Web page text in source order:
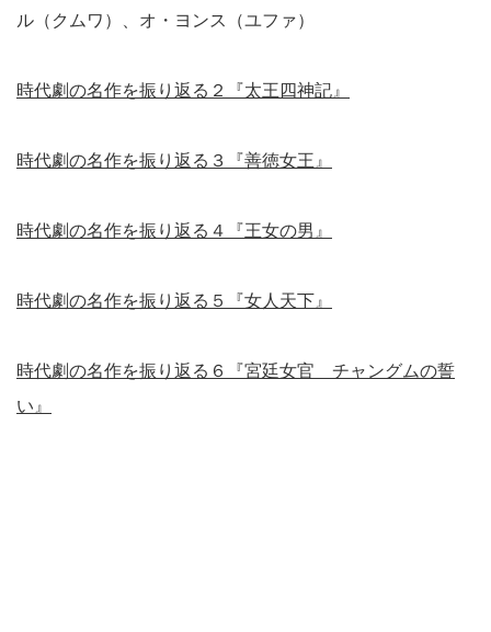
ル（クムワ）、オ・ヨンス（ユファ）
時代劇の名作を振り返る２『太王四神記』
時代劇の名作を振り返る３『善徳女王』
時代劇の名作を振り返る４『王女の男』
時代劇の名作を振り返る５『女人天下』
時代劇の名作を振り返る６『宮廷女官 チャングムの誓
い』